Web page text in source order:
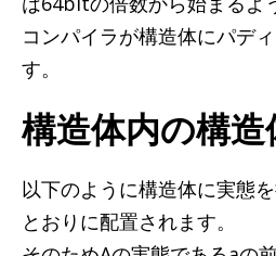
コンパイラが構造体にパデ
す。
構造体内の構
以下のように構造体に実態
とおりに配置されます。